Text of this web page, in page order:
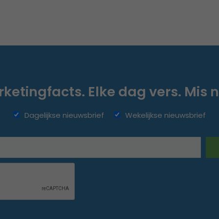
Elke dag vers. Mis
Dagelijkse nieuwsbrief Wekelijkse nieuwsbrief